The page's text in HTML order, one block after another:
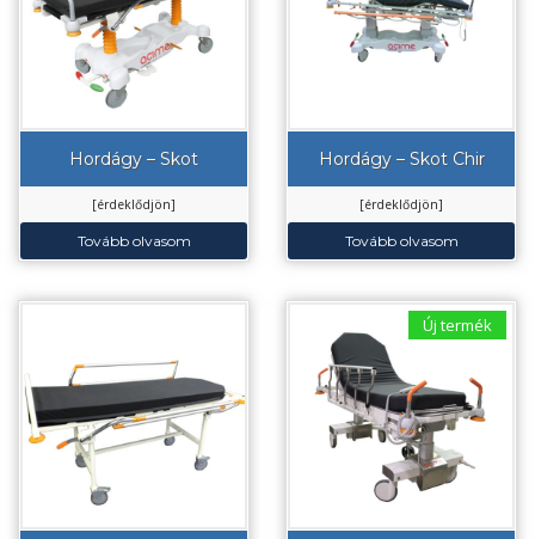
Hordágy – Skot
[érdeklődjön]
Tovább olvasom
Hordágy – Skot Chir
[érdeklődjön]
Tovább olvasom
Új termék